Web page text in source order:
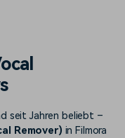
Sie, wie Sie einen
Sie mehr über Filmora
und
seit Jahren beliebt –
Remover) in Filmora